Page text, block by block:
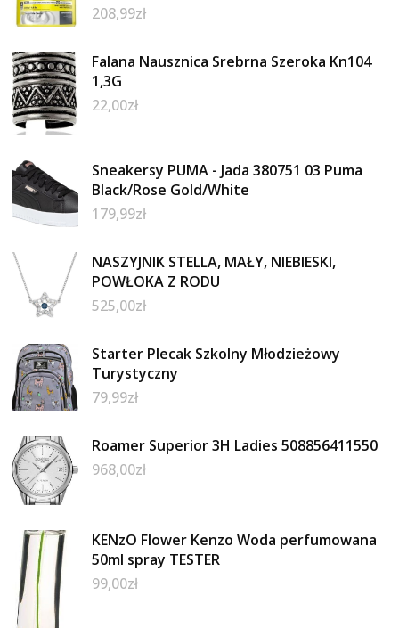
208,99zł
Falana Nausznica Srebrna Szeroka Kn104
1,3G
22,00zł
Sneakersy PUMA - Jada 380751 03 Puma
Black/Rose Gold/White
179,99zł
NASZYJNIK STELLA, MAŁY, NIEBIESKI,
POWŁOKA Z RODU
525,00zł
Starter Plecak Szkolny Młodzieżowy
Turystyczny
79,99zł
Roamer Superior 3H Ladies 508856411550
968,00zł
KENzO Flower Kenzo Woda perfumowana
50ml spray TESTER
99,00zł